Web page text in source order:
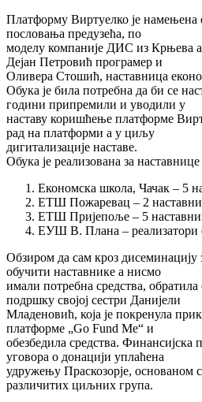
Платформу Виртуелко је намењена
пословања предузећа, по
моделу компаније ДИС из Крњева а
Дејан Петровић програмер и
Оливера Стошић, наставница
Обука је била потребна да би се
години припремили и уводили у
наставу коришћење платформе
рад на платформи а у циљу
дигитализације наставе.
Обука је реализована за
Економска школа, Чачак – 5
ЕТШ Пожаревац – 2
ЕТШ Пријепоље – 5
ЕУШ В. Плана – реализатори
Обзиром да сам кроз дисеминацију
обучити наставнике а нисмо
имали потребна средства, обратила
подршку својој сестри Данијели
Младеновић, која је покренула
платформе „Go Fund Me“ и
обезбедила средства. Финансијска
уговора о донацији уплаћена
удружењу Праскозорје, основаном
различитих циљних група.